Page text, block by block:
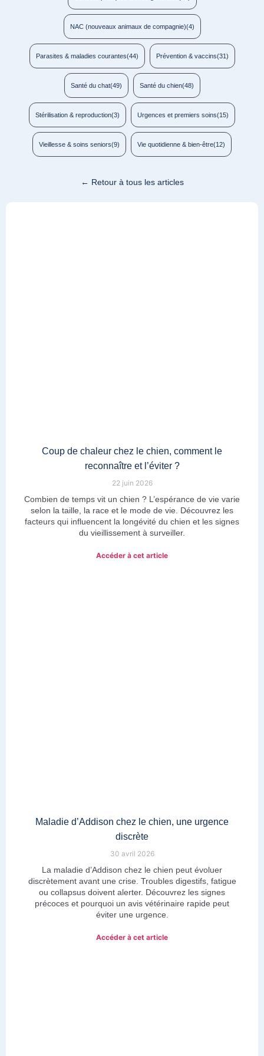
NAC (nouveaux animaux de compagnie)(4)
Parasites & maladies courantes(44) Prévention & vaccins(31)
Santé du chat(49) Santé du chien(48)
Stérilisation & reproduction(3) Urgences et premiers soins(15)
Vieillesse & soins seniors(9) Vie quotidienne & bien-être(12)
← Retour à tous les articles
Coup de chaleur chez le chien, comment le
reconnaître et l’éviter ?
22 juin 2026
Combien de temps vit un chien ? L’espérance de vie varie
selon la taille, la race et le mode de vie. Découvrez les
facteurs qui influencent la longévité du chien et les signes
du vieillissement à surveiller.
Accéder à cet article
Maladie d’Addison chez le chien, une urgence
discrète
30 avril 2026
La maladie d’Addison chez le chien peut évoluer
discrètement avant une crise. Troubles digestifs, fatigue
ou collapsus doivent alerter. Découvrez les signes
précoces et pourquoi un avis vétérinaire rapide peut
éviter une urgence.
Accéder à cet article